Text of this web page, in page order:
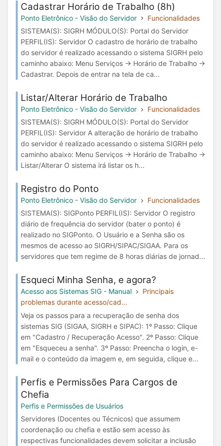
Cadastrar Horário de Trabalho (8h)
Ponto Eletrônico - Visão do Servidor
Funcionalidades
SISTEMA(S): SIGRH MÓDULO(S): Portal do Servidor
PERFIL(IS): Servidor O cadastro de horário de trabalho
do servidor é realizado acessando o sistema SIGRH pelo
caminho abaixo: Menu Serviços → Horário de Trabalho →
Cadastrar. Depois de entrar na tela de ca...
Listar/Alterar Horário de Trabalho
Ponto Eletrônico - Visão do Servidor
Funcionalidades
SISTEMA(S): SIGRH MÓDULO(S): Portal do Servidor
PERFIL(IS): Servidor A alteração de horário de trabalho
do servidor é realizado acessando o sistema SIGRH pelo
caminho abaixo: Menu Serviços → Horário de Trabalho →
Listar/Alterar O sistema irá listar os h...
Registro do Ponto
Ponto Eletrônico - Visão do Servidor
Funcionalidades
SISTEMA(S): SIGPonto PERFIL(IS): Servidor O registro
diário de frequência do servidor (bater o ponto) é
realizado no SIGPonto. O Usuário e a Senha são os
mesmos de acesso ao SIGRH/SIPAC/SIGAA. Para os
servidores que tem regime de 8 horas diárias de jornad...
Esqueci Minha Senha, e agora?
Acesso aos Sistemas SIG - Manual
Principais
problemas durante acesso/cad...
Veja os passos para a recuperação de senha dos
sistemas SIG (SIGAA, SIGRH e SIPAC): 1º Passo: Clique
em "Cadastro / Recuperação Acesso". 2º Passo: Clique
em "Esqueceu a senha". 3º Passo: Preencha o login, e-
mail e o conteúdo da imagem e, em seguida, clique e...
Perfis e Permissões Para Cargos de
Chefia
Perfis e Permissões de Usuários
Servidores (Docentes ou Técnicos) que assumem
coordenação ou chefia e estão sem acesso às
respectivas funcionalidades devem solicitar a inclusão